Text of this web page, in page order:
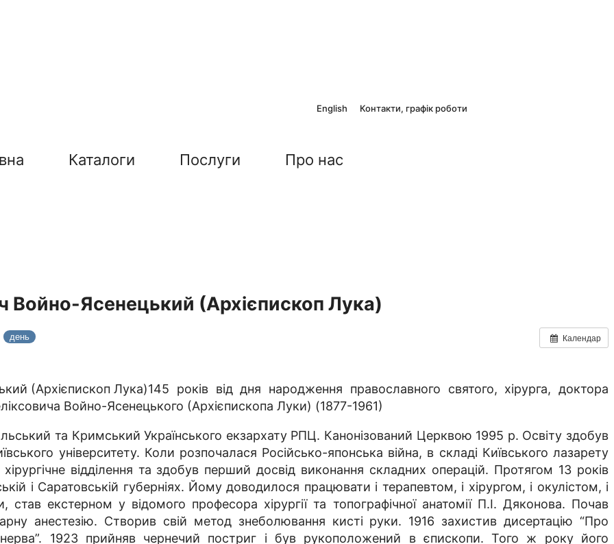
English Контакти, графік роботи
Каталоги Послуги Про нас
Войно-Ясенецький (Архієпископ Лука)
Календар
день
145 років від дня народження православного святого, хірурга, доктора
Войно-Ясенецького (Архієпископа Луки) (1877-1961)
та Кримський Українського екзархату РПЦ. Канонізований Церквою 1995 р. Освіту здобув
університету. Коли розпочалася Російсько-японська війна, в складі Київського лазарету
відділення та здобув перший досвід виконання складних операцій. Протягом 13 років
і Саратовській губерніях. Йому доводилося працювати і терапевтом, і хірургом, і окулістом, і
екстерном у відомого професора хірургії та топографічної анатомії П.І. Дяконова. Почав
анестезію. Створив свій метод знеболювання кисті руки. 1916 захистив дисертацію “Про
нерва”. 1923 прийняв чернечий постриг і був рукоположений в єпископи. Того ж року його